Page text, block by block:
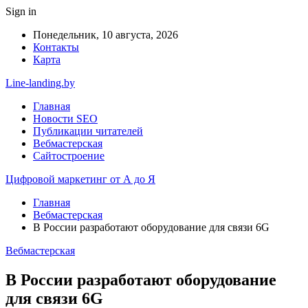
Sign in
Понедельник, 10 августа, 2026
Контакты
Карта
Line-landing.by
Главная
Новости SEO
Публикации читателей
Вебмастерская
Сайтостроение
Цифровой маркетинг от А до Я
Главная
Вебмастерская
В России разработают оборудование для связи 6G
Вебмастерская
В России разработают оборудование
для связи 6G